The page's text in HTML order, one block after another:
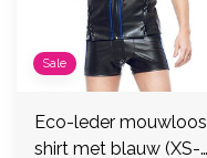
Sale
Eco-leder mouwloos
shirt met blauw (XS-